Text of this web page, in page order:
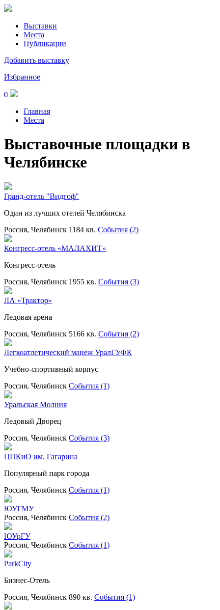
Выставки
Места
Публикации
Добавить выставку
Избранное
0
Главная
Места
Выставочные площадки в
Челябинске
Гранд-отель "Видгоф"
Один из лучших отелей Челябинска
Россия, Челябинск 1184 кв. События (2)
Конгресс-отель «МАЛАХИТ»
Конгресс-отель
Россия, Челябинск 1955 кв. События (3)
ЛА «Трактор»
Ледовая арена
Россия, Челябинск 5166 кв. События (2)
Легкоатлетический манеж УралГУФК
Учебно-спортивный корпус
Россия, Челябинск События (1)
Уральская Молния
Ледовый Дворец
Россия, Челябинск События (3)
ЦПКиО им. Гагарина
Популярный парк города
Россия, Челябинск События (1)
ЮУГМУ
Россия, Челябинск События (2)
ЮУрГУ
Россия, Челябинск События (1)
ParkCity
Бизнес-Отель
Россия, Челябинск 890 кв. События (1)